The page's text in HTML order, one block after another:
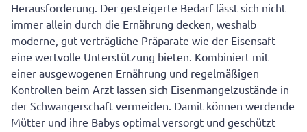
Herausforderung. Der gesteigerte Bedarf lässt sich nicht
immer allein durch die Ernährung decken, weshalb
moderne, gut verträgliche Präparate wie der Eisensaft
eine wertvolle Unterstützung bieten. Kombiniert mit
einer ausgewogenen Ernährung und regelmäßigen
Kontrollen beim Arzt lassen sich Eisenmangelzustände in
der Schwangerschaft vermeiden. Damit können werdende
Mütter und ihre Babys optimal versorgt und geschützt